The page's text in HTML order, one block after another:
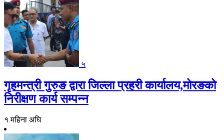
५
गृहमन्त्री गुरुङ द्वारा जिल्ला प्रहरी कार्यालय,मोरङको
निरीक्षण कार्य सम्पन्न
१ महिना अघि